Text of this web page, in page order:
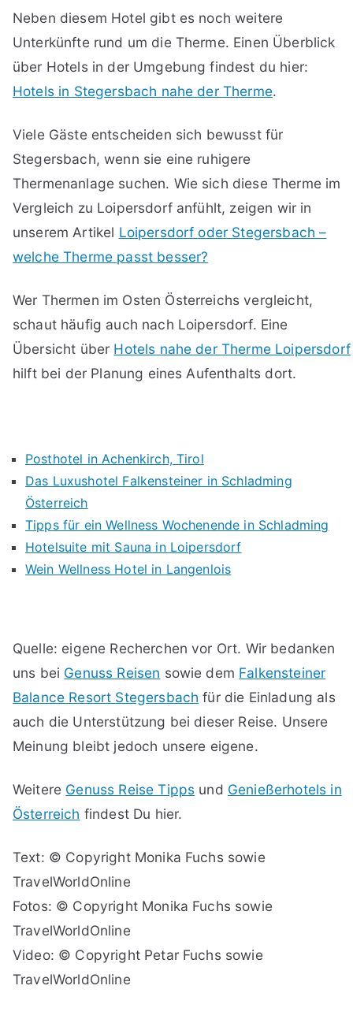
Neben diesem Hotel gibt es noch weitere
Unterkünfte rund um die Therme. Einen Überblick
über Hotels in der Umgebung findest du hier:
Hotels in Stegersbach nahe der Therme.
Viele Gäste entscheiden sich bewusst für
Stegersbach, wenn sie eine ruhigere
Thermenanlage suchen. Wie sich diese Therme im
Vergleich zu Loipersdorf anfühlt, zeigen wir in
unserem Artikel Loipersdorf oder Stegersbach –
welche Therme passt besser?
Wer Thermen im Osten Österreichs vergleicht,
schaut häufig auch nach Loipersdorf. Eine
Übersicht über Hotels nahe der Therme Loipersdorf
hilft bei der Planung eines Aufenthalts dort.
Posthotel in Achenkirch, Tirol
Das Luxushotel Falkensteiner in Schladming
Österreich
Tipps für ein Wellness Wochenende in Schladming
Hotelsuite mit Sauna in Loipersdorf
Wein Wellness Hotel in Langenlois
Quelle: eigene Recherchen vor Ort. Wir bedanken
uns bei Genuss Reisen sowie dem Falkensteiner
Balance Resort Stegersbach für die Einladung als
auch die Unterstützung bei dieser Reise. Unsere
Meinung bleibt jedoch unsere eigene.
Weitere Genuss Reise Tipps und Genießerhotels in
Österreich findest Du hier.
Text: © Copyright Monika Fuchs sowie
TravelWorldOnline
Fotos: © Copyright Monika Fuchs sowie
TravelWorldOnline
Video: © Copyright Petar Fuchs sowie
TravelWorldOnline